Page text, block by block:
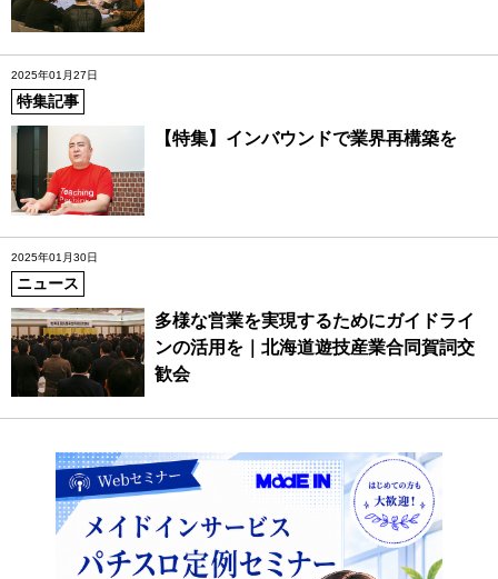
2025年01月27日
特集記事
【特集】インバウンドで業界再構築を
2025年01月30日
ニュース
多様な営業を実現するためにガイドライ
ンの活用を｜北海道遊技産業合同賀詞交
歓会